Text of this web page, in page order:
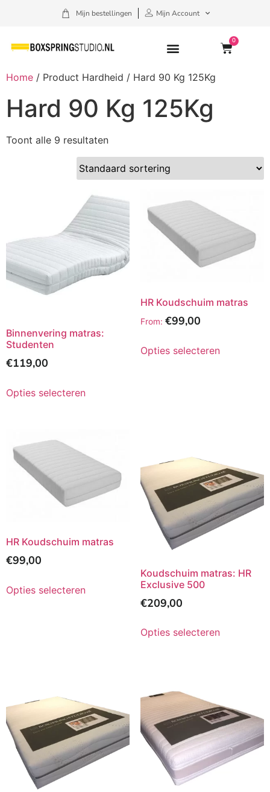
Mijn bestellingen Mijn Account
0
Home / Product Hardheid / Hard 90 Kg 125Kg
Hard 90 Kg 125Kg
Toont alle 9 resultaten
Binnenvering matras:
Studenten
€119,00
Opties selecteren
HR Koudschuim matras
From: €99,00
Opties selecteren
HR Koudschuim matras
€99,00
Opties selecteren
Koudschuim matras: HR
Exclusive 500
€209,00
Opties selecteren